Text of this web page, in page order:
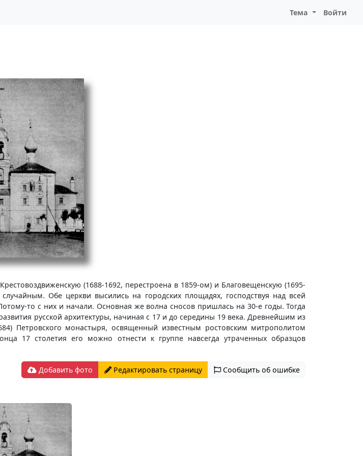
Тема Войти
(1688-1692, перестроена в 1859-ом) и Благовещенскую (1695-
Обе церкви высились на городских площадях, господствуя над всей
то с них и начали. Основная же волна сносов пришлась на 30-е годы. Тогда
русской архитектуры, начиная с 17 и до середины 19 века. Древнейшим из
Петровского монастыря, освященный известным ростовским митрополитом
17 столетия его можно отнести к группе навсегда утраченных образцов
Добавить фото Редактировать страницу Сообщить об ошибке